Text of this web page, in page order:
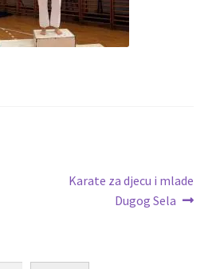
Sljedeća
Karate za djecu i mlade
Dugog Sela